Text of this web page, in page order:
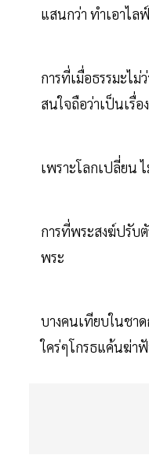
แสนกว่า ทำเอาไ
การที่เมื่อธรรมะไ
สนใจถือว่าเป็นเรื่อ
เพราะโลกเปลี่ยน
การที่พระสงฆ์ปรับ
พระ
บางคนเทียบในชา
ใคร่ๆโกรธแค้นฆ่าฟั